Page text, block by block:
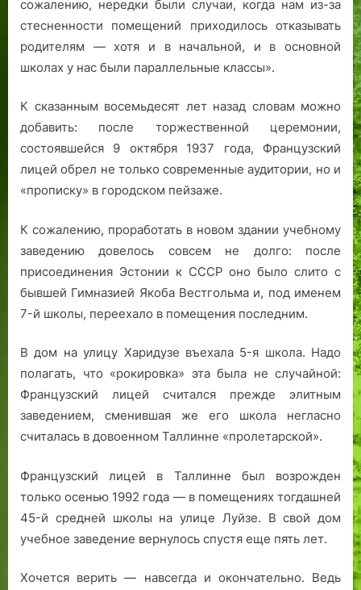
сожалению, нередки были случаи, когда нам из-за
стесненности помещений приходилось отказывать
родителям — хотя и в начальной, и в основной
школах у нас были параллельные классы».
К сказанным восемьдесят лет назад словам можно
добавить: после торжественной церемонии,
состоявшейся 9 октября 1937 года, Французский
лицей обрел не только современные аудитории, но и
«прописку» в городском пейзаже.
К сожалению, проработать в новом здании учебному
заведению довелось совсем не долго: после
присоединения Эстонии к СССР оно было слито с
бывшей Гимназией Якоба Вестгольма и, под именем
7-й школы, переехало в помещения последним.
В дом на улицу Харидузе въехала 5-я школа. Надо
полагать, что «рокировка» эта была не случайной:
Французский лицей считался прежде элитным
заведением, сменившая же его школа негласно
считалась в довоенном Таллинне «пролетарской».
Французский лицей в Таллинне был возрожден
только осенью 1992 года — в помещениях тогдашней
45-й средней школы на улице Луйзе. В свой дом
учебное заведение вернулось спустя еще пять лет.
Хочется верить — навсегда и окончательно. Ведь